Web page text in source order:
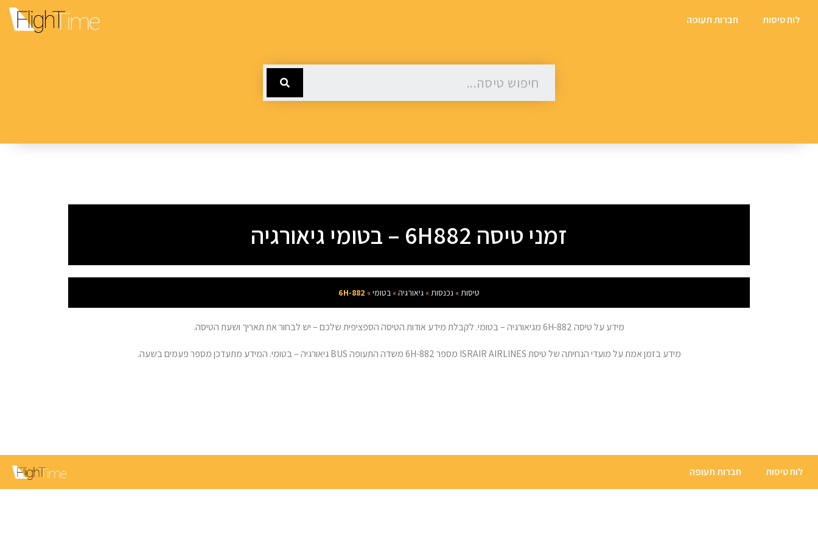
לוח טיסות חברות תעופה
זמני טיסה 6H882 – בטומי גיאורגיה
טיסות» נכנסות» גיאורגיה» בטומי»
6H-882
מידע על טיסה 6H-882 מגיאורגיה – בטומי. לקבלת מידע אודות הטיסה הספציפית שלכם – יש לבחור את תאריך ושעת הטיסה.
מידע בזמן אמת על מועדי הנחיתה של טיסת ISRAIR AIRLINES מספר 6H-882 משדה התעופה BUS גיאורגיה – בטומי. המידע מתעדכן מספר פעמים בשעה.
לוח טיסות חברות תעופה